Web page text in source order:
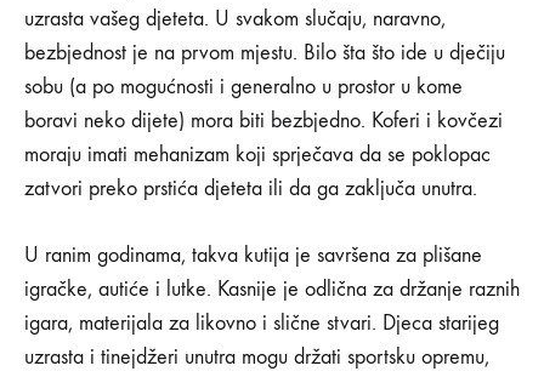
uzrasta vašeg djeteta. U svakom slučaju, naravno,
bezbjednost je na prvom mjestu. Bilo šta što ide u dječiju
sobu (a po mogućnosti i generalno u prostor u kome
boravi neko dijete) mora biti bezbjedno. Koferi i kovčezi
moraju imati mehanizam koji sprječava da se poklopac
zatvori preko prstića djeteta ili da ga zaključa unutra.
U ranim godinama, takva kutija je savršena za plišane
igračke, autiće i lutke. Kasnije je odlična za držanje raznih
igara, materijala za likovno i slične stvari. Djeca starijeg
uzrasta i tinejdžeri unutra mogu držati sportsku opremu,